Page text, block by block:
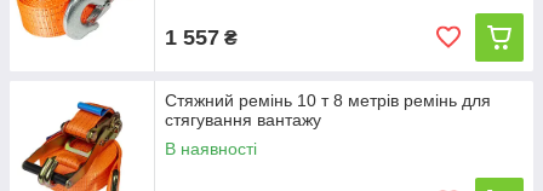
1 557 ₴
Стяжний ремінь 10 т 8 метрів ремінь для
стягування вантажу
В наявності